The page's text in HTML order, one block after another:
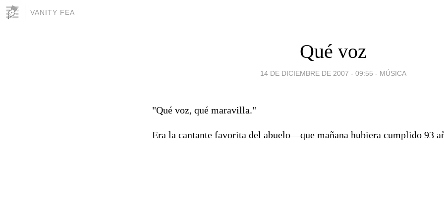
VANITY FEA
Qué voz
14 DE DICIEMBRE DE 2007 - 09:55 - MÚSICA
"Qué voz, qué maravilla."
Era la cantante favorita del abuelo—que mañana hubiera cumplido 93